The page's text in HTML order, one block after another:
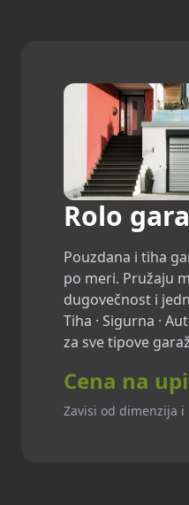
Rolo
Pouzdana i tiha
po meri. Pružaju
dugovečnost i
Tiha · Sigurna ·
za sve tipove
Cena na
Zavisi od dimenzija i